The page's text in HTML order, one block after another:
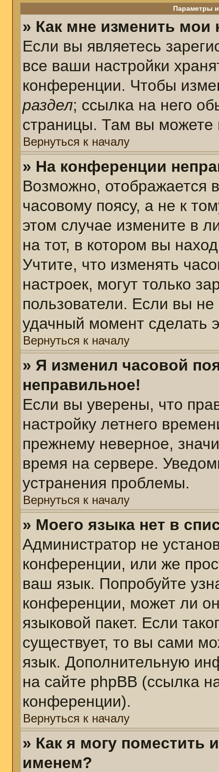
Параметры
» Как мне изменить мои
Если вы являетесь
все ваши настройки
конференции. Чтобы
раздел; ссылка на него
страницы. Там вы можете
Вернуться к началу
» На конференции
Возможно, отображается
часовому поясу, а не к
этом случае измените в
на тот, в котором вы
Учтите, что изменять
настроек, могут только
пользователи. Если вы
удачный момент сделать
Вернуться к началу
» Я изменил часовой
неправильное!
Если вы уверены, что
настройку летнего
прежнему неверное,
время на сервере.
устранения проблемы.
Вернуться к началу
» Моего языка нет в
Администратор не
конференции, или же
ваш язык. Попробуйте
конференции, может ли
языковой пакет. Если
существует, то вы сами
язык. Дополнительную
на сайте phpBB (ссылка
конференции).
Вернуться к началу
» Как я могу поместить
именем?